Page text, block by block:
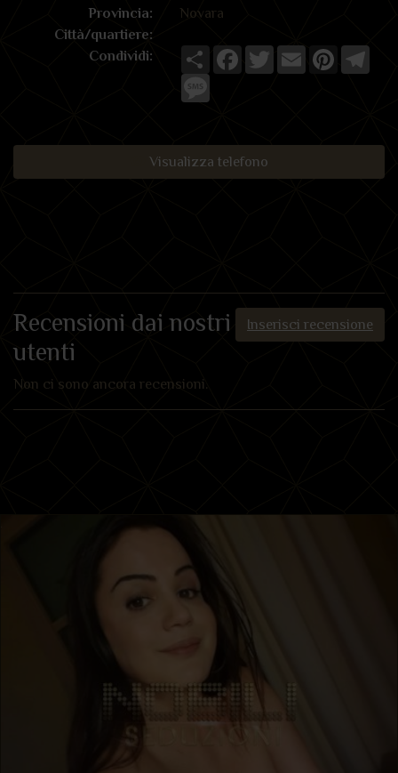
Provincia:
Novara
Città/quartiere:
Condividi:
Share Facebook
TwitterEmail Pinterest
Message
Visualizza telefono
Inserisci recensione
Recensioni dai nostri
utenti
Non ci sono ancora recensioni.